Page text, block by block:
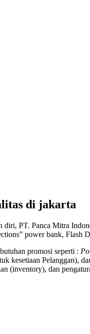
di jakarta
diri, PT. Panca Mitra
power bank, Flash
promosi seperti :
kesetiaan Pelanggan),
(inventory), dan